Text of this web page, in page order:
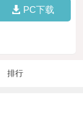
PC下载
排行